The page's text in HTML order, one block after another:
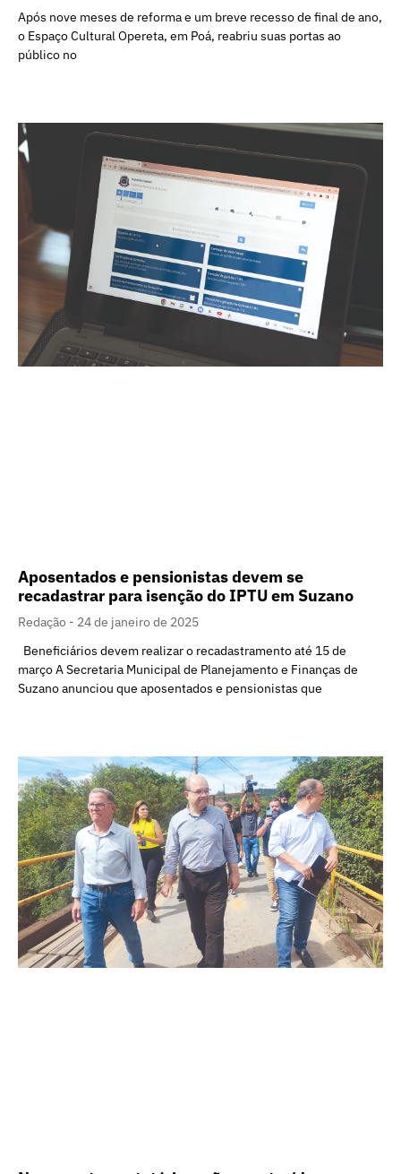
Após nove meses de reforma e um breve recesso de final de ano,
o Espaço Cultural Opereta, em Poá, reabriu suas portas ao
público no
Aposentados e pensionistas devem se
recadastrar para isenção do IPTU em Suzano
Redação
24 de janeiro de 2025
Beneficiários devem realizar o recadastramento até 15 de
março A Secretaria Municipal de Planejamento e Finanças de
Suzano anunciou que aposentados e pensionistas que